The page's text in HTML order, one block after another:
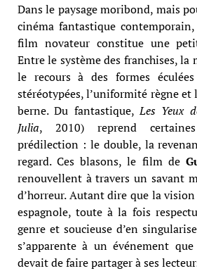
Dans le paysage moribond, mais
cinéma fantastique
film novateur constitue une
Entre le système des franchises, la
le recours à des formes
stéréotypées, l’uniformité règne et
berne. Du fantastique,Les Yeux
Julia, 2010) reprend
prédilection : le double, la
regard. Ces blasons, le film de
renouvellent à travers un savant
d’horreur. Autant dire que la
espagnole, toute à la fois
genre et soucieuse d’en
s’apparente à un événement
devait de faire partager à ses